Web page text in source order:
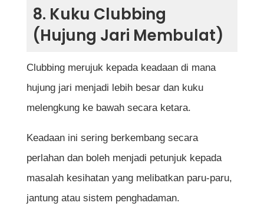
8. Kuku Clubbing
(Hujung Jari Membulat)
Clubbing merujuk kepada keadaan di mana
hujung jari menjadi lebih besar dan kuku
melengkung ke bawah secara ketara.
Keadaan ini sering berkembang secara
perlahan dan boleh menjadi petunjuk kepada
masalah kesihatan yang melibatkan paru-paru,
jantung atau sistem penghadaman.